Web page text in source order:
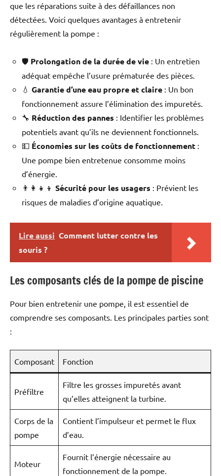
que les réparations suite à des défaillances non
détectées. Voici quelques avantages à entretenir
régulièrement la pompe :
🛡️ Prolongation de la durée de vie : Un entretien
adéquat empêche l’usure prématurée des pièces.
💧 Garantie d’une eau propre et claire : Un bon
fonctionnement assure l’élimination des impuretés.
🔧 Réduction des pannes : Identifier les problèmes
potentiels avant qu’ils ne deviennent fonctionnels.
💵 Économies sur les coûts de fonctionnement :
Une pompe bien entretenue consomme moins
d’énergie.
👨‍👩‍👧‍👦 Sécurité pour les usagers : Prévient les
risques de maladies d’origine aquatique.
Lire aussi Comment lutter contre les
souris ?
Les composants clés de la pompe de piscine
Pour bien entretenir une pompe, il est essentiel de
comprendre ses composants. Les principales parties sont
:
Composant Fonction
Préfiltre
Filtre les grosses impuretés avant
qu’elles atteignent la turbine.
Corps de la
pompe
Contient l’impulseur et permet le flux
d’eau.
Moteur
Fournit l’énergie nécessaire au
fonctionnement de la pompe.